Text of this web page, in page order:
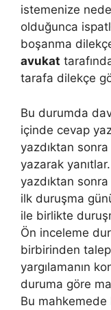
istemenize
olduğunca
boşanma
avukat
tarafa dilekçe
Bu durumda
içinde cevap
yazdıktan
yazarak
yazdıktan
ilk duruşma
ile birlikte
Ön inceleme
birbirinden
yargılamanın
duruma göre
Bu mahkemede